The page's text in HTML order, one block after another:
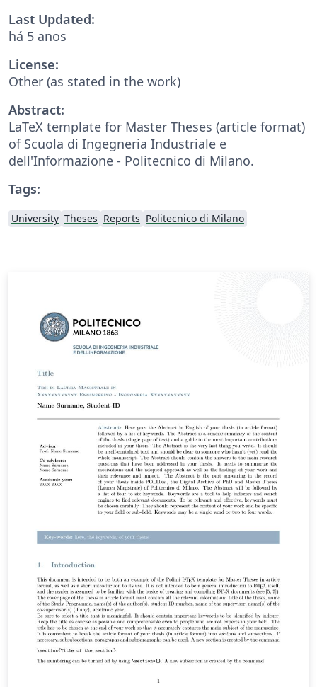
Last Updated:
há 5 anos
License:
Other (as stated in the work)
Abstract:
LaTeX template for Master Theses (article format)
of Scuola di Ingegneria Industriale e
dell'Informazione - Politecnico di Milano.
Tags:
University Theses Reports Politecnico di Milano